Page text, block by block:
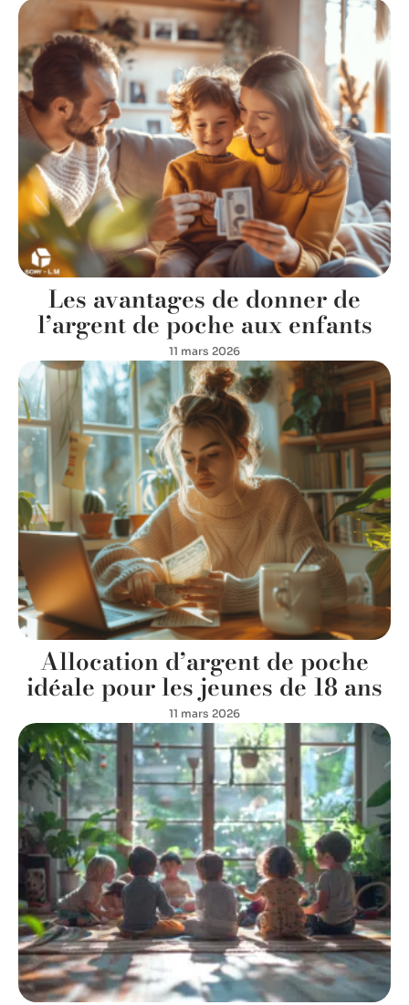
Les avantages de donner de
l’argent de poche aux enfants
11 mars 2026
Allocation d’argent de poche
idéale pour les jeunes de 18 ans
11 mars 2026